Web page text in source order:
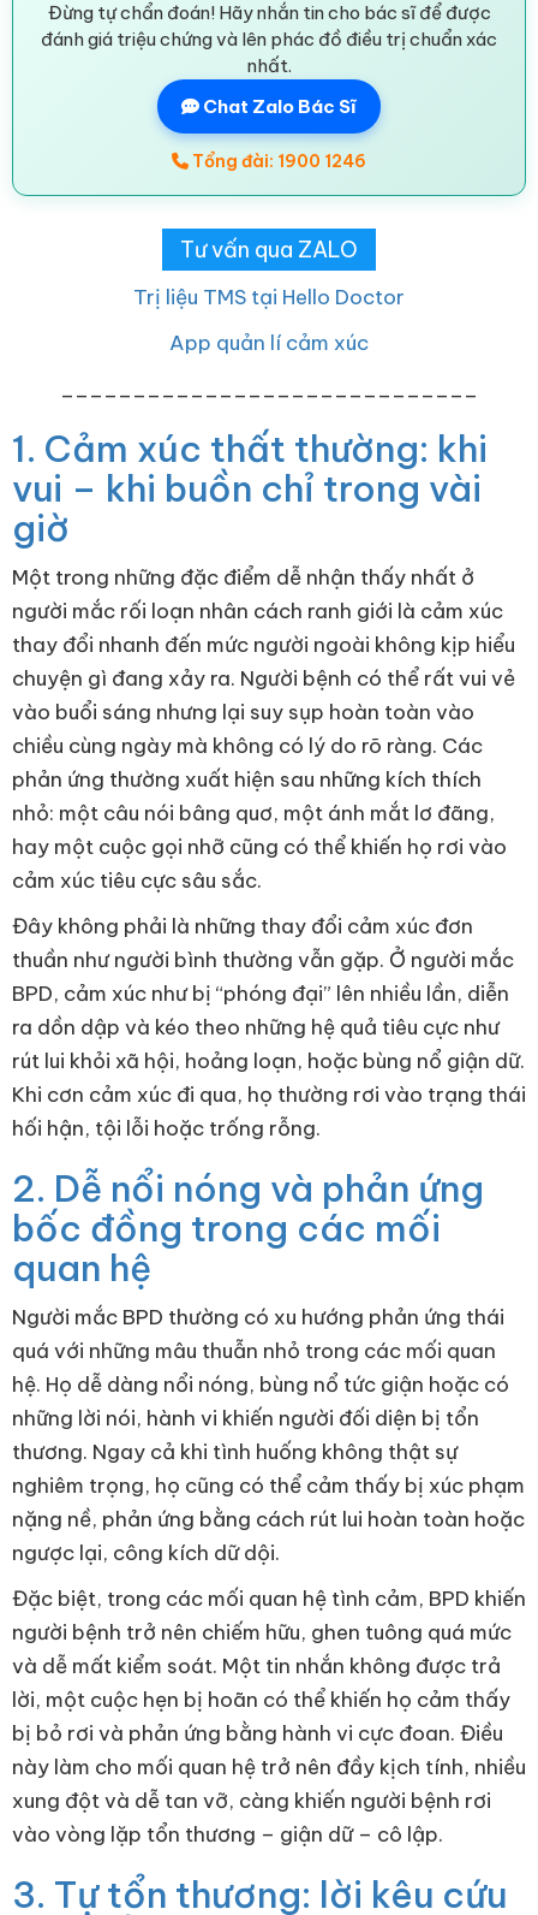
Đừng tự chẩn đoán! Hãy nhắn tin cho bác sĩ để được
đánh giá triệu chứng và lên phác đồ điều trị chuẩn xác
nhất.
Chat Zalo Bác Sĩ
Tổng đài: 1900 1246
Tư vấn qua ZALO
Trị liệu TMS tại Hello Doctor
App quản lí cảm xúc
1. Cảm xúc thất thường: khi
vui – khi buồn chỉ trong vài
giờ
Một trong những đặc điểm dễ nhận thấy nhất ở
người mắc rối loạn nhân cách ranh giới là cảm xúc
thay đổi nhanh đến mức người ngoài không kịp hiểu
chuyện gì đang xảy ra. Người bệnh có thể rất vui vẻ
vào buổi sáng nhưng lại suy sụp hoàn toàn vào
chiều cùng ngày mà không có lý do rõ ràng. Các
phản ứng thường xuất hiện sau những kích thích
nhỏ: một câu nói bâng quơ, một ánh mắt lơ đãng,
hay một cuộc gọi nhỡ cũng có thể khiến họ rơi vào
cảm xúc tiêu cực sâu sắc.
Đây không phải là những thay đổi cảm xúc đơn
thuần như người bình thường vẫn gặp. Ở người mắc
BPD, cảm xúc như bị “phóng đại” lên nhiều lần, diễn
ra dồn dập và kéo theo những hệ quả tiêu cực như
rút lui khỏi xã hội, hoảng loạn, hoặc bùng nổ giận dữ.
Khi cơn cảm xúc đi qua, họ thường rơi vào trạng thái
hối hận, tội lỗi hoặc trống rỗng.
2. Dễ nổi nóng và phản ứng
bốc đồng trong các mối
quan hệ
Người mắc BPD thường có xu hướng phản ứng thái
quá với những mâu thuẫn nhỏ trong các mối quan
hệ. Họ dễ dàng nổi nóng, bùng nổ tức giận hoặc có
những lời nói, hành vi khiến người đối diện bị tổn
thương. Ngay cả khi tình huống không thật sự
nghiêm trọng, họ cũng có thể cảm thấy bị xúc phạm
nặng nề, phản ứng bằng cách rút lui hoàn toàn hoặc
ngược lại, công kích dữ dội.
Đặc biệt, trong các mối quan hệ tình cảm, BPD khiến
người bệnh trở nên chiếm hữu, ghen tuông quá mức
và dễ mất kiểm soát. Một tin nhắn không được trả
lời, một cuộc hẹn bị hoãn có thể khiến họ cảm thấy
bị bỏ rơi và phản ứng bằng hành vi cực đoan. Điều
này làm cho mối quan hệ trở nên đầy kịch tính, nhiều
xung đột và dễ tan vỡ, càng khiến người bệnh rơi
vào vòng lặp tổn thương – giận dữ – cô lập.
3. Tự tổn thương: lời kêu cứu